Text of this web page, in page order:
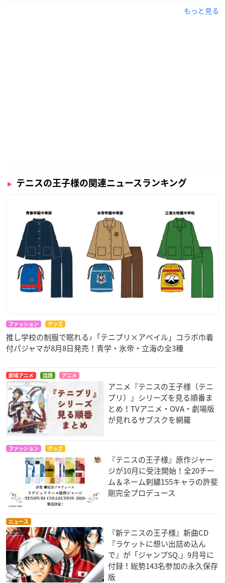
もっと見る
テニスの王子様の関連ニュースランキング
ファッション グッズ
推し学校の制服で眠れる♪「テニプリ×アベイル」コラボ巾着
付パジャマが8月8日発売！青学・氷帝・立海の全3種
劇場アニメ 話題 アニメ
アニメ『テニスの王子様（テニ
プリ）』シリーズを見る順番ま
とめ！TVアニメ・OVA・劇場版
が見れるサブスクを網羅
ファッション グッズ
『テニスの王子様』原作ジャー
ジが10月に受注開始！全20チー
ム＆ネーム刺繍155キャラの許斐
剛完全プロデュース
ニュース
『新テニスの王子様』新曲CD
『ラケットに想い出詰め込ん
で』が「ジャンプSQ.」9月号に
付録！総勢143名参加の永久保存
版